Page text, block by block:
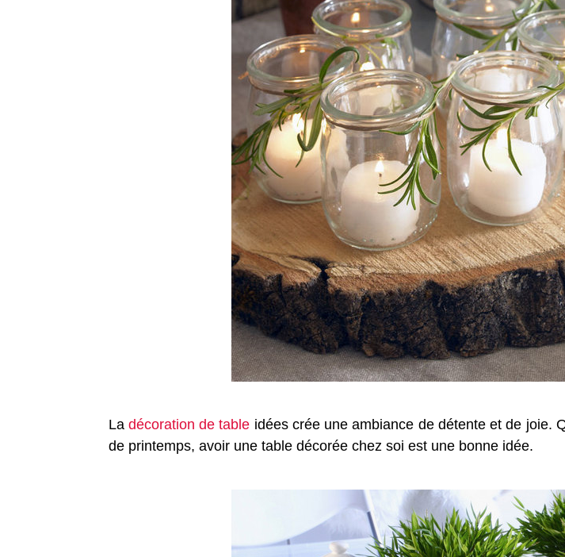
Ladécoration de table idées crée une ambiance de détente et de joie.
de printemps, avoir une table décorée chez soi est une bonne idée.